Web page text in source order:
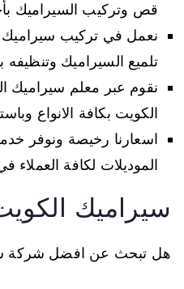
قص وتركيب السيراميك
نعمل في تركيب سيراميك
تلميع السيراميك وتنظيفه
نقوم عبر معلم سيراميك
الكويت بكافة الانواع
اسعارنا رخيصة ونوفر
الموديلات لكافة
سيراميك
هل تبحث عن افضل شركة